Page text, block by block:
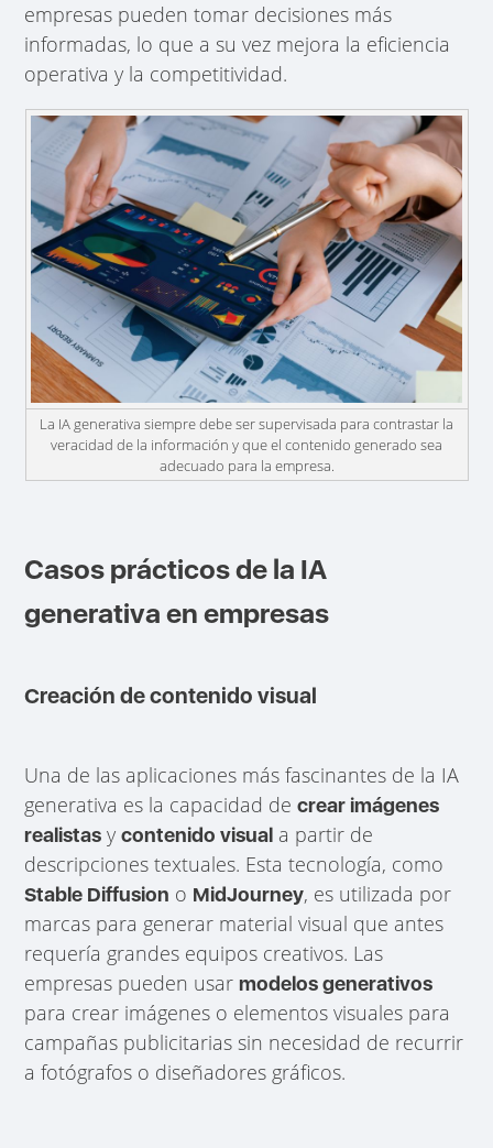
empresas pueden tomar decisiones más
informadas, lo que a su vez mejora la eficiencia
operativa y la competitividad.
La IA generativa siempre debe ser supervisada para contrastar la
veracidad de la información y que el contenido generado sea
adecuado para la empresa.
Casos prácticos de la IA
generativa en empresas
Creación de contenido visual
Una de las aplicaciones más fascinantes de la IA
generativa es la capacidad decrear imágenes
realistas ycontenido visual a partir de
descripciones textuales. Esta tecnología, como
Stable Diffusion o MidJourney, es utilizada por
marcas para generar material visual que antes
requería grandes equipos creativos. Las
empresas pueden usarmodelos generativos
para crear imágenes o elementos visuales para
campañas publicitarias sin necesidad de recurrir
a fotógrafos o diseñadores gráficos.